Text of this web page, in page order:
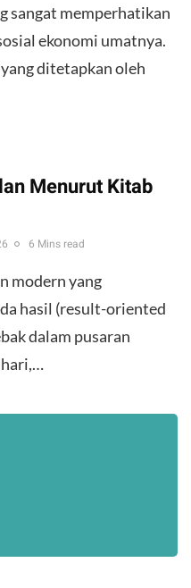
sangat memperhatikan
ekonomi umatnya.
ditetapkan oleh
Menurut Kitab
6 Mins read
modern yang
hasil (result-oriented
dalam pusaran